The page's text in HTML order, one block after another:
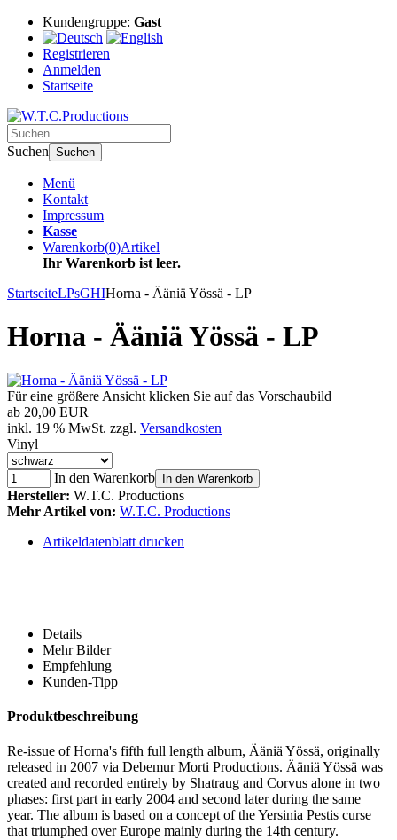
Kundengruppe: Gast
Registrieren
Anmelden
Startseite
Suchen Suchen
Menü
Kontakt
Impressum
Kasse
Warenkorb(0)Artikel
Ihr Warenkorb ist leer.
StartseiteLPsGHIHorna - Ääniä Yössä - LP
Horna - Ääniä Yössä - LP
Für eine größere Ansicht klicken Sie auf das Vorschaubild
ab 20,00 EUR
inkl. 19 % MwSt. zzgl. Versandkosten
Vinyl
In den Warenkorb In den Warenkorb
Hersteller: W.T.C. Productions
Mehr Artikel von: W.T.C. Productions
Artikeldatenblatt drucken
Details
Mehr Bilder
Empfehlung
Kunden-Tipp
Produktbeschreibung
Re-issue of Horna's fifth full length album, Ääniä Yössä, originally
released in 2007 via Debemur Morti Productions. Ääniä Yössä was
created and recorded entirely by Shatraug and Corvus alone in two
phases: first part in early 2004 and second later during the same
year. The album is based on a concept of the Yersinia Pestis curse
that triumphed over Europe mainly during the 14th century.